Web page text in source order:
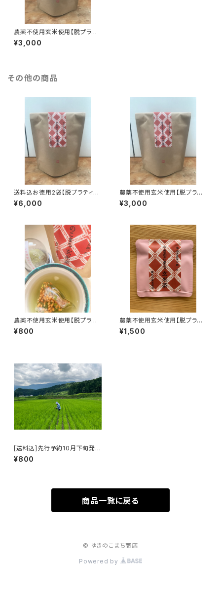
農薬不使用玄米使用【脱プラテ
ィーパック】お徳用ゆきのこまち
玄米茶(テトラポット型ティーパッ
¥3,000
その他の商品
送料込お徳用2袋【脱プラティー
パック】ゆきのこまち玄米茶(テト
ラポット型ティーパック30個入)
¥6,000
農薬不使用玄米使用【脱プラテ
ィーパック】お徳用ゆきのこまち
玄米茶(テトラポット型ティーパッ
¥3,000
農薬不使用玄米使用【脱プラテ
ィーパック使用】ゆきのこまち玄
米茶(テトラポット型ティーパック
¥800
農薬不使用玄米使用【脱プラテ
ィーパック使用】ゆきのこまち玄
米茶1個入り×10袋
¥1,500
[送料込]先行予約10月下旬発
送:2026年産八幡平産あきたこ
まち「ピリカメノコ」
¥800
商品一覧に戻る
© ゆきのこまち商店
Powered by